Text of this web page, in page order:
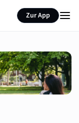
Zur App